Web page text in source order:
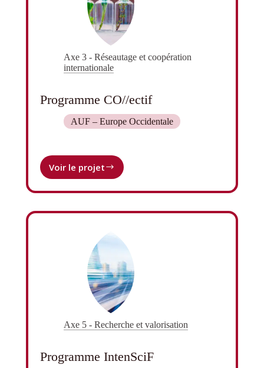
Axe 3 - Réseautage et coopération
internationale
Programme CO//ectif
AUF – Europe Occidentale
Voir le projetProgramme
Axe 5 - Recherche et valorisation
Programme IntenSciF